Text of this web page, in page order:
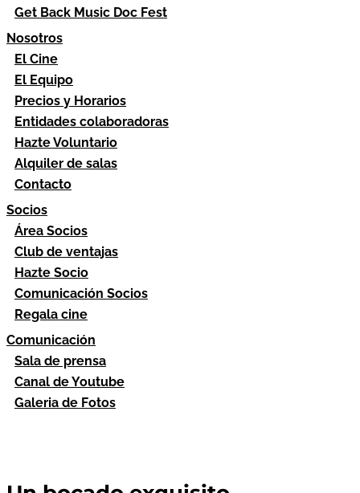
Get Back Music Doc Fest
Nosotros
El Cine
El Equipo
Precios y Horarios
Entidades colaboradoras
Hazte Voluntario
Alquiler de salas
Contacto
Socios
Área Socios
Club de ventajas
Hazte Socio
Comunicación Socios
Regala cine
Comunicación
Sala de prensa
Canal de Youtube
Galeria de Fotos